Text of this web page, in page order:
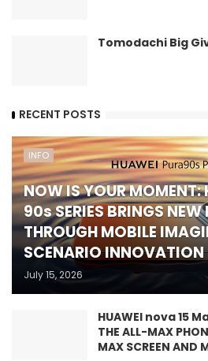
Tomodachi Big
RECENT POSTS
INFO
NOW IS YOUR MOMENT:
90s SERIES BRINGS
THROUGH MOBILE
SCENARIO INNOVATION
July 15, 2026
HUAWEI nova 15
THE ALL-MAX
MAX SCREEN AND